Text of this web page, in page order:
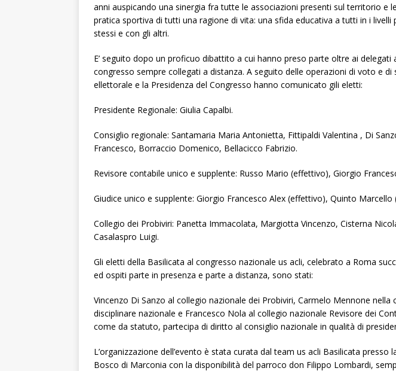
anni auspicando una sinergia fra tutte le associazioni presenti sul territorio e
pratica sportiva di tutti una ragione di vita: una sfida educativa a tutti in i livelli
stessi e con gli altri.
E’ seguito dopo un proficuo dibattito a cui hanno preso parte oltre ai delegati
congresso sempre collegati a distanza. A seguito delle operazioni di voto e
ellettorale e la Presidenza del Congresso hanno comunicato gili eletti:
Presidente Regionale: Giulia Capalbi.
Consiglio regionale: Santamaria Maria Antonietta, Fittipaldi Valentina , Di
Francesco, Borraccio Domenico, Bellacicco Fabrizio.
Revisore contabile unico e supplente: Russo Mario (effettivo), Giorgio
Giudice unico e supplente: Giorgio Francesco Alex (effettivo), Quinto Marcello
Collegio dei Probiviri: Panetta Immacolata, Margiotta Vincenzo, Cisterna
Casalaspro Luigi.
Gli eletti della Basilicata al congresso nazionale us acli, celebrato a Roma
ed ospiti parte in presenza e parte a distanza, sono stati:
Vincenzo Di Sanzo al collegio nazionale dei Probiviri, Carmelo Mennone nella
disciplinare nazionale e Francesco Nola al collegio nazionale Revisore dei
come da statuto, partecipa di diritto al consiglio nazionale in qualità di
L’organizzazione dell’evento è stata curata dal team us acli Basilicata presso
Bosco di Marconia con la disponibilità del parroco don Filippo Lombardi,